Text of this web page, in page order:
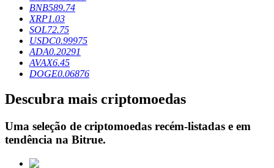
Empréstimos
Serviço de empréstimo apoiado por criptografia
BNB589.74
XRP1.03
SOL72.75
USDC0.99975
ADA0.20291
AVAX6.45
DOGE0.06876
Descubra mais criptomoedas
Uma seleção de criptomoedas recém-listadas e em
tendência na Bitrue.